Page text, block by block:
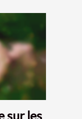
sur les